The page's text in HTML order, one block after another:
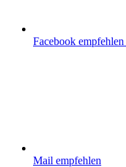
Facebook empfehlen
Mail empfehlen